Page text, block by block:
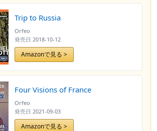
Trip to Russia
Orfeo
発売日 2018-10-12
Amazonで見る >
Four Visions of France
Orfeo
発売日 2021-09-03
Amazonで見る >